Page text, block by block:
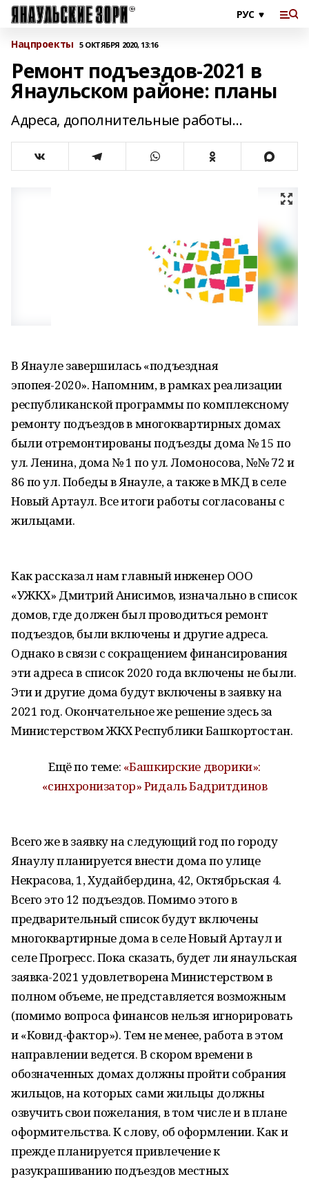
Нацпроекты 5 ОКТЯБРЯ 2020, 13:16
Ремонт подъездов-2021 в
Янаульском районе: планы
Адреса, дополнительные работы…
В Янауле завершилась «подъездная
эпопея-2020». Напомним, в рамках реализации
республиканской программы по комплексному
ремонту подъездов в многоквартирных домах
были отремонтированы подъезды дома № 15 по
ул. Ленина, дома № 1 по ул. Ломоносова, №№ 72 и
86 по ул. Победы в Янауле, а также в МКД в селе
Новый Артаул. Все итоги работы согласованы с
жильцами.
Как рассказал нам главный инженер ООО
«УЖКХ» Дмитрий Анисимов, изначально в список
домов, где должен был проводиться ремонт
подъездов, были включены и другие адреса.
Однако в связи с сокращением финансирования
эти адреса в список 2020 года включены не были.
Эти и другие дома будут включены в заявку на
2021 год. Окончательное же решение здесь за
Министерством ЖКХ Республики Башкортостан.
Ещё по теме: «Башкирские дворики»:
«синхронизатор» Ридаль Бадритдинов
Всего же в заявку на следующий год по городу
Янаулу планируется внести дома по улице
Некрасова, 1, Худайбердина, 42, Октябрьская 4.
Всего это 12 подъездов. Помимо этого в
предварительный список будут включены
многоквартирные дома в селе Новый Артаул и
селе Прогресс. Пока сказать, будет ли янаульская
заявка-2021 удовлетворена Министерством в
полном объеме, не представляется возможным
(помимо вопроса финансов нельзя игнорировать
и «Ковид-фактор»). Тем не менее, работа в этом
направлении ведется. В скором времени в
обозначенных домах должны пройти собрания
жильцов, на которых сами жильцы должны
озвучить свои пожелания, в том числе и в плане
оформительства. К слову, об оформлении. Как и
прежде планируется привлечение к
разукрашиванию подъездов местных